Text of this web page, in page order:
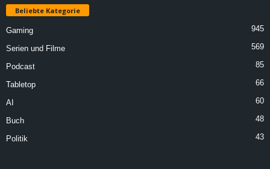
Beliebte Kategorie
Gaming 945
Serien und Filme 569
Podcast 85
Tabletop 66
AI 60
Buch 48
Politik 43